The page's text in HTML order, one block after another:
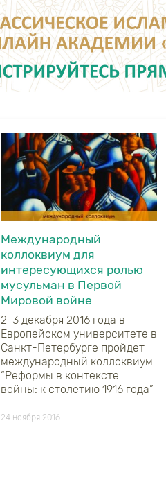
Международный
коллоквиум для
интересующихся ролью
мусульман в Первой
Мировой войне
2-3 декабря 2016 года в
Европейском университете в
Санкт-Петербурге пройдет
международный коллоквиум
“Реформы в контексте
войны: к столетию 1916 года”
24 ноября 2016